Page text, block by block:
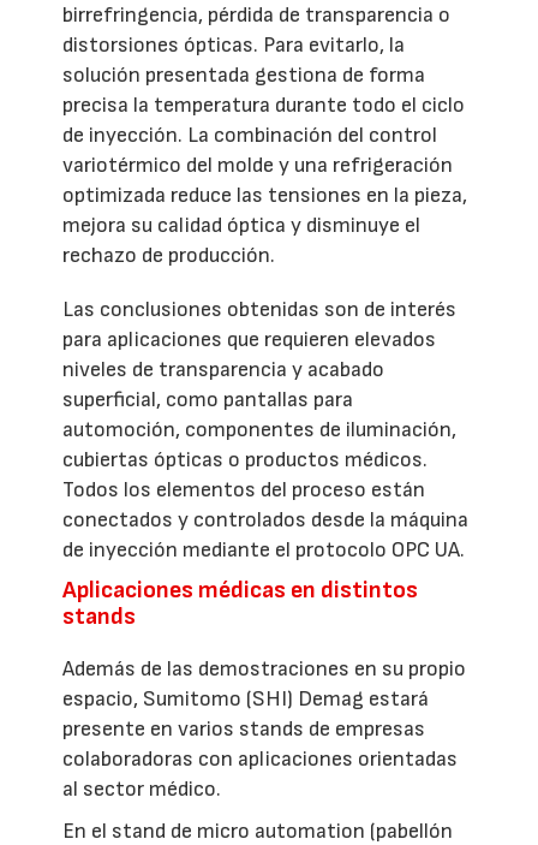
birrefringencia, pérdida de transparencia o
distorsiones ópticas. Para evitarlo, la
solución presentada gestiona de forma
precisa la temperatura durante todo el ciclo
de inyección. La combinación del control
variotérmico del molde y una refrigeración
optimizada reduce las tensiones en la pieza,
mejora su calidad óptica y disminuye el
rechazo de producción.
Las conclusiones obtenidas son de interés
para aplicaciones que requieren elevados
niveles de transparencia y acabado
superficial, como pantallas para
automoción, componentes de iluminación,
cubiertas ópticas o productos médicos.
Todos los elementos del proceso están
conectados y controlados desde la máquina
de inyección mediante el protocolo OPC UA.
Aplicaciones médicas en distintos
stands
Además de las demostraciones en su propio
espacio, Sumitomo (SHI) Demag estará
presente en varios stands de empresas
colaboradoras con aplicaciones orientadas
al sector médico.
En el stand de micro automation (pabellón